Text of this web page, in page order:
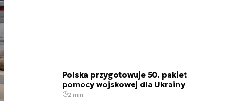
Polska przygotowuje 50. pakiet
pomocy wojskowej dla Ukrainy
2 min.